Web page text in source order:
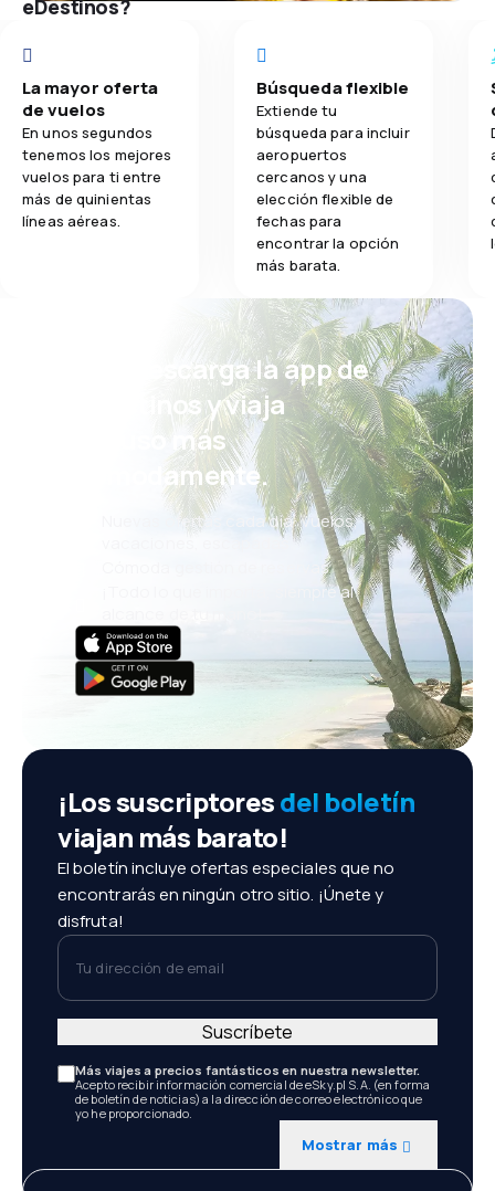
eDestinos?
La mayor oferta
de vuelos
En unos segundos
tenemos los mejores
vuelos para ti entre
más de quinientas
líneas aéreas.
Búsqueda flexible
Extiende tu
búsqueda para incluir
aeropuertos
cercanos y una
elección flexible de
fechas para
encontrar la opción
más barata.
¡Eh! Descarga la app de
eDestinos y viaja
incluso más
cómodamente.
Nuevas ofertas cada día: vuelos,
vacaciones, escapadas
Cómoda gestión de reservas
¡Todo lo que importa, siempre al
¡Los suscriptoresdel boletín
viajan más barato!
El boletín incluye ofertas especiales que no
encontrarás en ningún otro sitio. ¡Únete y
disfruta!
Tu dirección de email
Más viajes a precios fantásticos en nuestra newsletter.
Acepto recibir información comercial de eSky.pl S.A. (en forma
de boletín de noticias) a la dirección de correo electrónico que
yo he proporcionado.
Mostrar más
Suscríbete